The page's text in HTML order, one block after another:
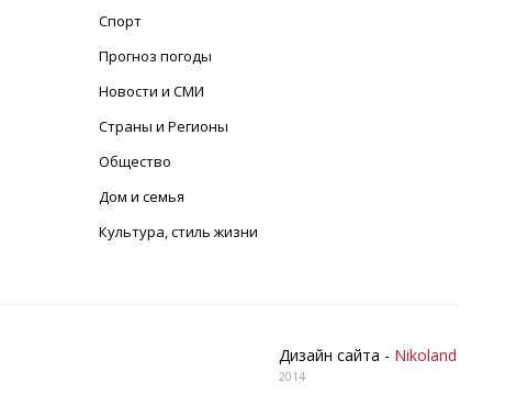
Спорт
Прогноз погоды
Новости и СМИ
Страны и Регионы
Общество
Дом и семья
Культура, стиль жизни
Дизайн сайта - Nikoland
2014